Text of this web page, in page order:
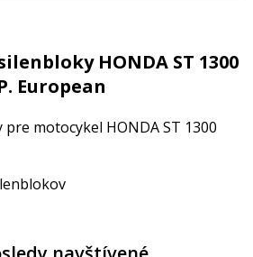
HONDA ST 1300
European
motocykel HONDA ST 1300